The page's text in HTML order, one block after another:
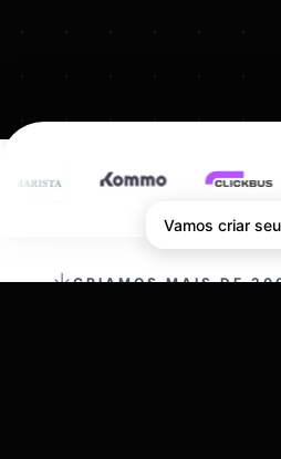
CRIAMOS MAIS DE
Vamos criar